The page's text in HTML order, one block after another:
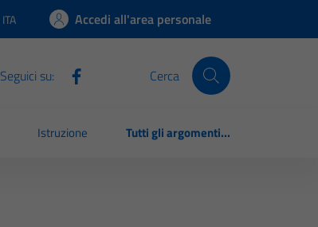
Lingua attiva:
ITA Accedi all'area personale
Seguici su: Cerca
Istruzione Tutti gli argomenti...